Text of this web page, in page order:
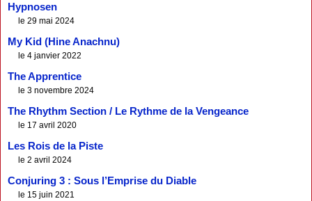
Hypnosen
le 29 mai 2024
My Kid (Hine Anachnu)
le 4 janvier 2022
The Apprentice
le 3 novembre 2024
The Rhythm Section / Le Rythme de la Vengeance
le 17 avril 2020
Les Rois de la Piste
le 2 avril 2024
Conjuring 3 : Sous l’Emprise du Diable
le 15 juin 2021